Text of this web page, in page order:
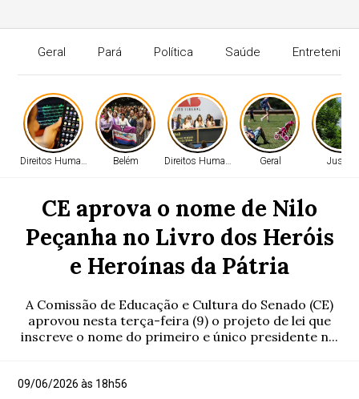
Geral Pará Política Saúde
Direitos Humanos Belém Direitos Humanos Geral Justiça
CE aprova o nome de Nilo
Peçanha no Livro dos Heróis
e Heroínas da Pátria
A Comissão de Educação e Cultura do Senado (CE)
aprovou nesta terça-feira (9) o projeto de lei que
inscreve o nome do primeiro e único presidente n...
09/06/2026 às 18h56